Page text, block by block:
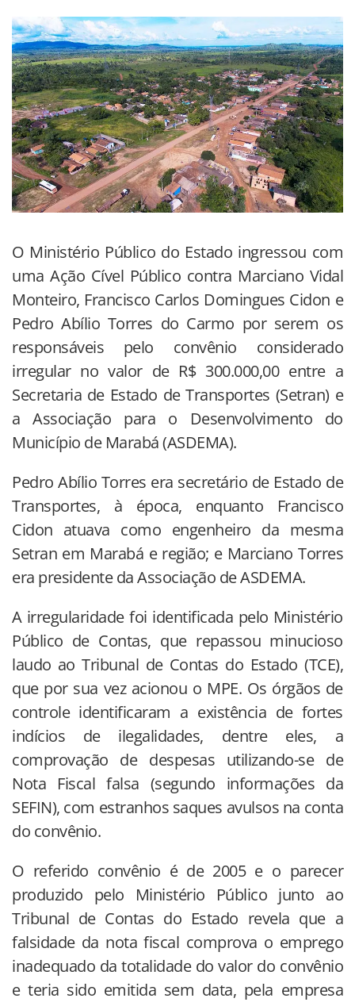
O Ministério Público do Estado ingressou com
uma Ação Cível Público contra Marciano Vidal
Monteiro, Francisco Carlos Domingues Cidon e
Pedro Abílio Torres do Carmo por serem os
responsáveis pelo convênio considerado
irregular no valor de R$ 300.000,00 entre a
Secretaria de Estado de Transportes (Setran) e
a Associação para o Desenvolvimento do
Município de Marabá (ASDEMA).
Pedro Abílio Torres era secretário de Estado de
Transportes, à época, enquanto Francisco
Cidon atuava como engenheiro da mesma
Setran em Marabá e região; e Marciano Torres
era presidente da Associação de ASDEMA.
A irregularidade foi identificada pelo Ministério
Público de Contas, que repassou minucioso
laudo ao Tribunal de Contas do Estado (TCE),
que por sua vez acionou o MPE. Os órgãos de
controle identificaram a existência de fortes
indícios de ilegalidades, dentre eles, a
comprovação de despesas utilizando-se de
Nota Fiscal falsa (segundo informações da
SEFIN), com estranhos saques avulsos na conta
do convênio.
O referido convênio é de 2005 e o parecer
produzido pelo Ministério Público junto ao
Tribunal de Contas do Estado revela que a
falsidade da nota fiscal comprova o emprego
inadequado da totalidade do valor do convênio
e teria sido emitida sem data, pela empresa